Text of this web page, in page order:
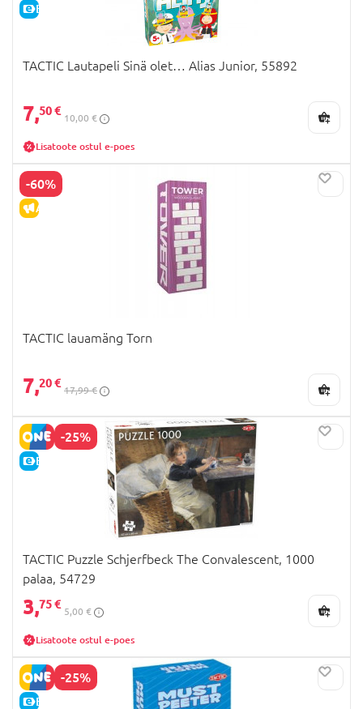
E-HIND
TACTIC Lautapeli Sinä olet… Alias Junior, 55892
7,50 €
10,00 €
Lisatoote ostul e-poes
-60%
ALLAHINDLUS
TACTIC lauamäng Torn
7,20 €
17,99 €
-25%
E-HIND
TACTIC Puzzle Schjerfbeck The Convalescent, 1000
palaa, 54729
3,75 €
5,00 €
Lisatoote ostul e-poes
-25%
E-HIND